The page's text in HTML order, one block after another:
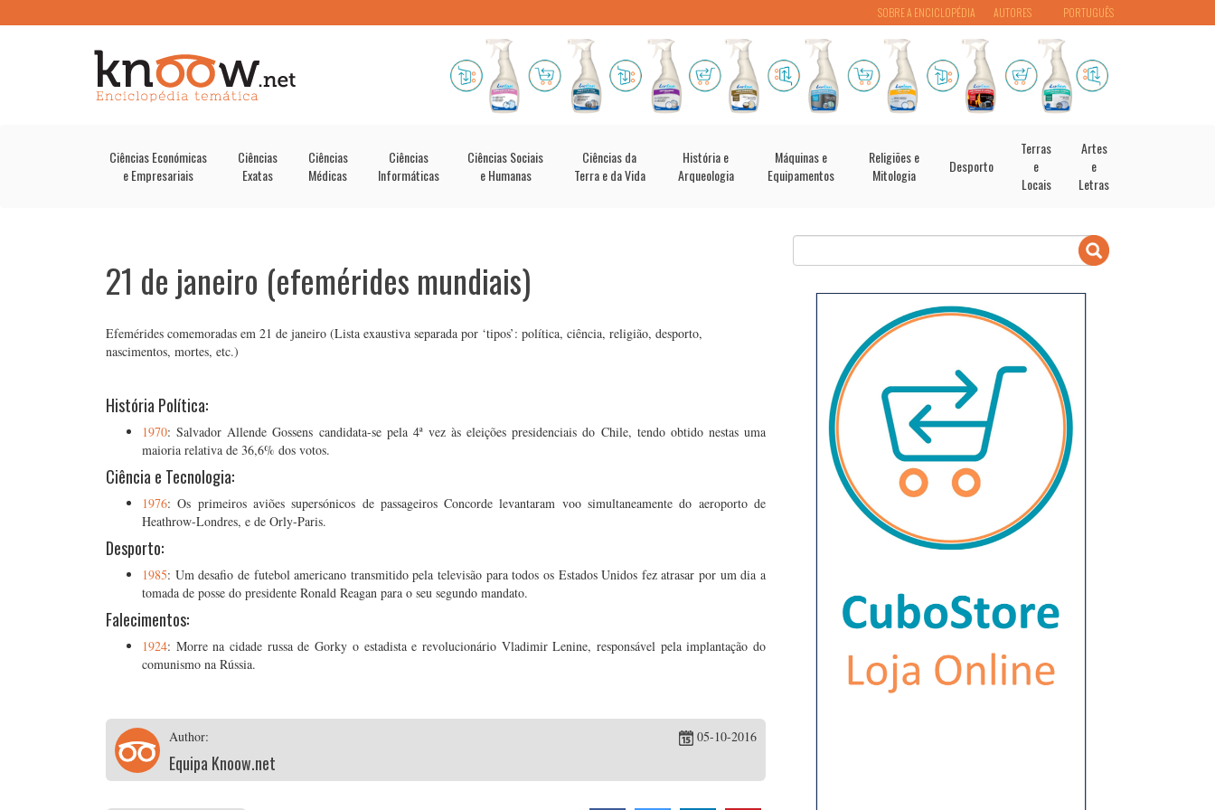
PORTUGUÊS
SOBRE A ENCICLOPÉDIA AUTORES
Ciências Económicas
e Empresariais
Ciências
Exatas
Ciências
Médicas
Ciências
Informáticas
Ciências Sociais
e Humanas
Ciências da
Terra e da Vida
História e
Arqueologia
Máquinas e
Equipamentos
Religiões e
Mitologia
Desporto
Terras
e
Locais
Artes
e
Letras
21 de janeiro (efemérides mundiais)
Efemérides comemoradas em 21 de janeiro (Lista exaustiva separada por ‘tipos’: política, ciência, religião, desporto,
nascimentos, mortes, etc.)
História Política:
1970: Salvador Allende Gossens candidata-se pela 4ª vez às eleições presidenciais do Chile, tendo obtido nestas uma
maioria relativa de 36,6% dos votos.
Ciência e Tecnologia:
1976: Os primeiros aviões supersónicos de passageiros Concorde levantaram voo simultaneamente do aeroporto de
Heathrow-Londres, e de Orly-Paris.
Desporto:
1985: Um desafio de futebol americano transmitido pela televisão para todos os Estados Unidos fez atrasar por um dia a
tomada de posse do presidente Ronald Reagan para o seu segundo mandato.
Falecimentos:
1924: Morre na cidade russa de Gorky o estadista e revolucionário Vladimir Lenine, responsável pela implantação do
comunismo na Rússia.
Author:
Equipa Knoow.net
05-10-2016